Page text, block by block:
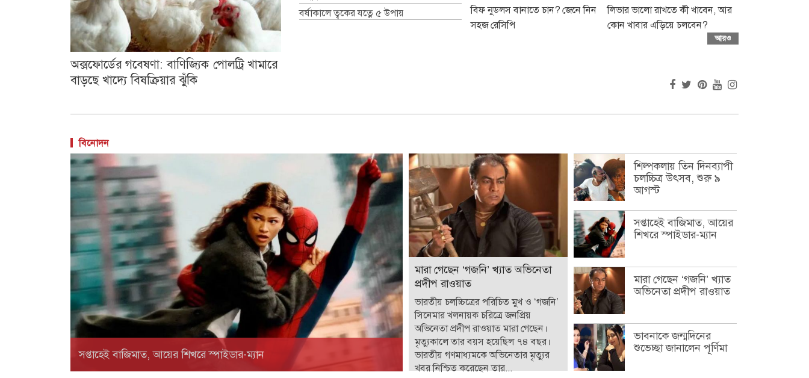
অক্সফোর্ডের গবেষণা: বাণিজ্যিক পোলট্রি খামারে
বাড়ছে খাদ্যে বিষক্রিয়ার ঝুঁকি
বর্ষাকালে ত্বকের যত্নে ৫ উপায়
বিফ নুডলস বানাতে চান? জেনে নিন
সহজ রেসিপি
লিভার ভালো রাখতে কী খাবেন, আর
কোন খাবার এড়িয়ে চলবেন?
আরও
বিনোদন
সপ্তাহেই বাজিমাত, আয়ের শিখরে স্পাইডার-ম্যান
মারা গেছেন ‘গজনি’ খ্যাত অভিনেতা
প্রদীপ রাওয়াত
ভারতীয় চলচ্চিত্রের পরিচিত মুখ ও ‘গজনি’
সিনেমার খলনায়ক চরিত্রে জনপ্রিয়
অভিনেতা প্রদীপ রাওয়াত মারা গেছেন।
মৃত্যুকালে তার বয়স হয়েছিল ৭৪ বছর।
ভারতীয় গণমাধ্যমকে অভিনেতার মৃত্যুর
খবর নিশ্চিত করেছেন তার...
শিল্পকলায় তিন দিনব্যাপী
চলচ্চিত্র উৎসব, শুরু ৯
আগস্ট
সপ্তাহেই বাজিমাত, আয়ের
শিখরে স্পাইডার-ম্যান
মারা গেছেন ‘গজনি’ খ্যাত
অভিনেতা প্রদীপ রাওয়াত
ভাবনাকে জন্মদিনের
শুভেচ্ছা জানালেন পূর্ণিমা